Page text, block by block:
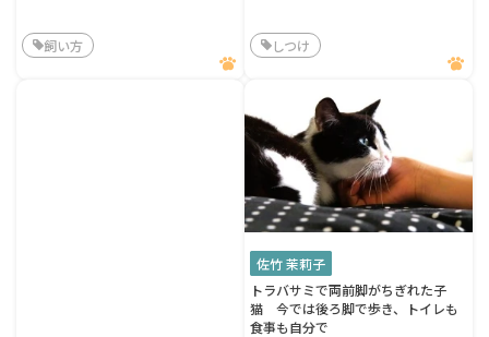
飼い方 しつけ
佐竹 茉莉子
トラバサミで両前脚がちぎれた子
猫 今では後ろ脚で歩き、トイレも
食事も自分で